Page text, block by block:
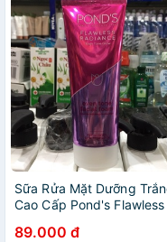
Sữa Rửa Mặt Dưỡng
Cao Cấp Pond's Flawless
89.000 đ